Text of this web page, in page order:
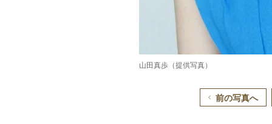
山田真歩（提供写真）
前の写真へ